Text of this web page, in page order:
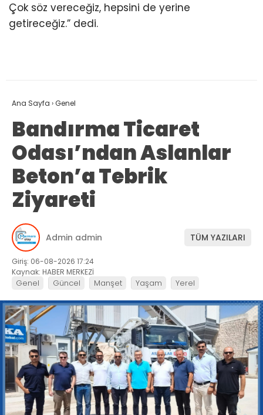
Çok söz vereceğiz, hepsini de yerine
getireceğiz.” dedi.
Ana Sayfa ›Genel
Bandırma Ticaret
Odası’ndan Aslanlar
Beton’a Tebrik
Ziyareti
Admin admin TÜM YAZILARI
Giriş: 06-08-2026 17:24
Kaynak: HABER MERKEZİ
Genel Güncel Manşet Yaşam Yerel